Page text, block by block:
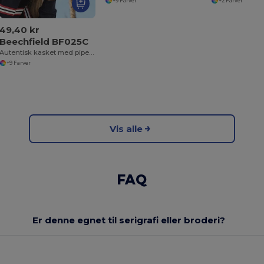
49,40 kr
Beechfield BF025C
Autentisk kasket med piped visir
+9 Farver
Vis alle
FAQ
Er denne egnet til serigrafi eller broderi?